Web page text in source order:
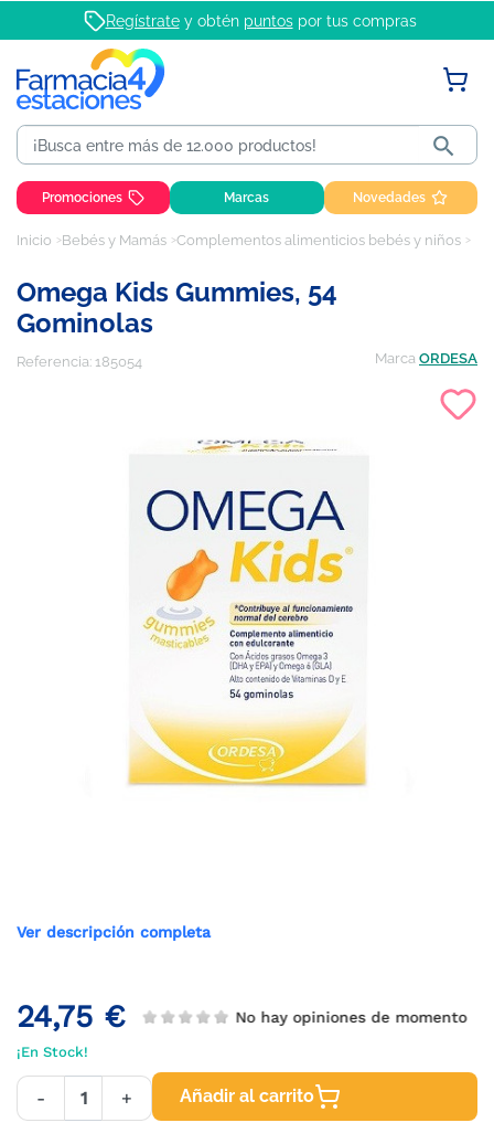
Regístratey obtén puntospor tus compras

Promociones Marcas Novedades
Inicio Bebés y Mamás Complementos alimenticios bebés y niños
Omega Kids Gummies, 54
Gominolas
Referencia: 185054 Marca ORDESA
Ver descripción completa
24,75 € No hay opiniones de momento
¡En Stock!
- + Añadir al carrito